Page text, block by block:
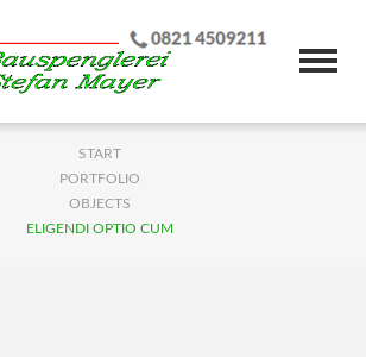
START
PORTFOLIO
OBJECTS
ELIGENDI OPTIO CUM